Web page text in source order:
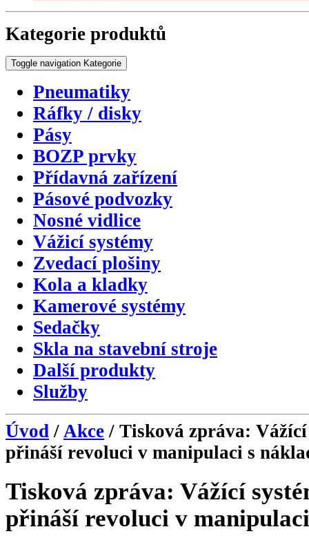
Kategorie produktů
Toggle navigation Kategorie
Pneumatiky
Ráfky / disky
Pásy
BOZP prvky
Přídavná zařízení
Pásové podvozky
Nosné vidlice
Vážicí systémy
Zvedací plošiny
Kola a kladky
Kamerové systémy
Sedačky
Skla na stavební stroje
Další produkty
Služby
Úvod / Akce / Tisková zpráva:
přináší revoluci v manipulaci s
Tisková zpráva: Vážící
přináší revoluci v